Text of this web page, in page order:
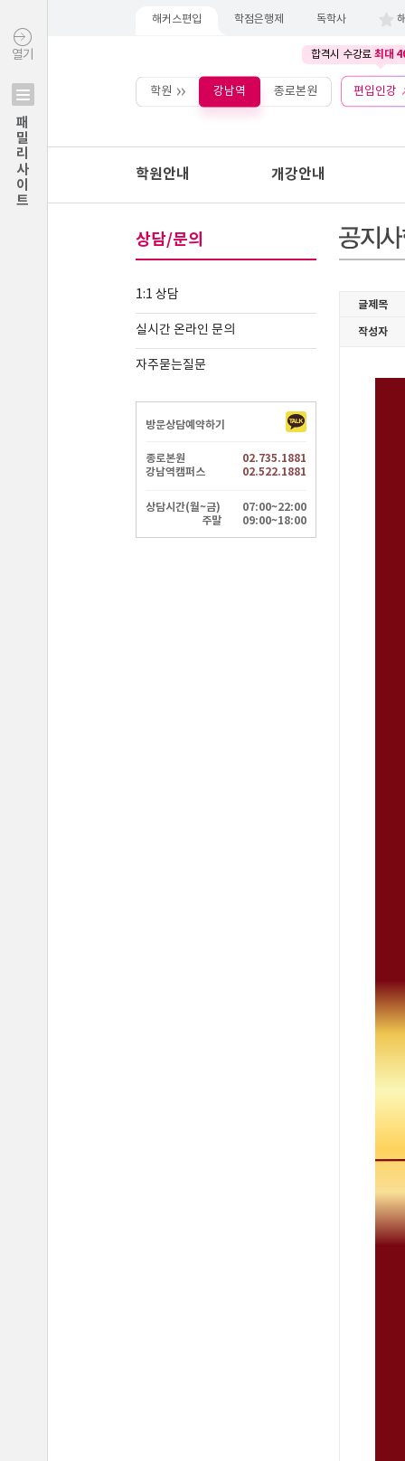
열기
패밀리사이트
해커스편입 학점은행제 독학사
합격시 수강료 최대
학원 강남역 종로본원 편입인강
학원안내 개강안내
상담/문의
1:1 상담
실시간 온라인 문의
자주묻는질문
방문상담예약하기
종로본원
02.735.1881
강남역캠퍼스
02.522.1881
상담시간(월~금)
07:00~22:00
주말
09:00~18:00